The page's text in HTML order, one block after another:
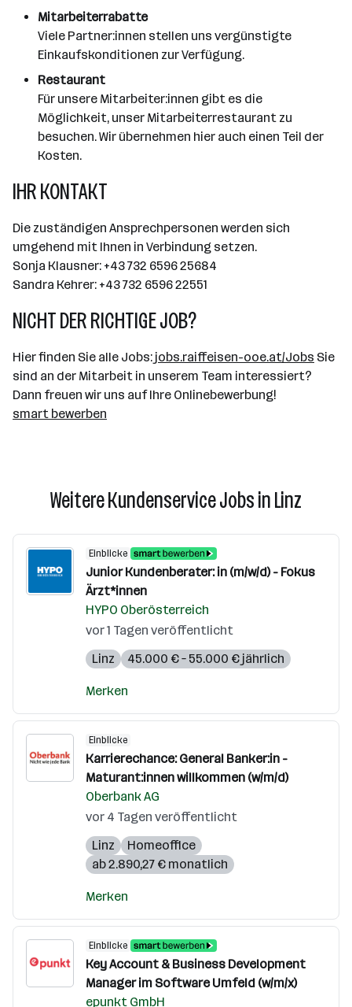
Mitarbeiterrabatte
Viele Partner:innen stellen uns vergünstigte
Einkaufskonditionen zur Verfügung.
Restaurant
Für unsere Mitarbeiter:innen gibt es die
Möglichkeit, unser Mitarbeiterrestaurant zu
besuchen. Wir übernehmen hier auch einen Teil der
Kosten.
IHR KONTAKT
Die zuständigen Ansprechpersonen werden sich
umgehend mit Ihnen in Verbindung setzen.
Sonja Klausner: +43 732 6596 25684
Sandra Kehrer: +43 732 6596 22551
NICHT DER RICHTIGE JOB?
Hier finden Sie alle Jobs: jobs.raiffeisen-ooe.at/Jobs Sie
sind an der Mitarbeit in unserem Team interessiert?
Dann freuen wir uns auf Ihre Onlinebewerbung!
smart bewerben
Weitere Kundenservice Jobs in Linz
Einblicke
Junior Kundenberater: in (m/w/d) - Fokus
Ärzt*innen
HYPO Oberösterreich
vor 1 Tagen veröffentlicht
Linz
45.000 € – 55.000 € jährlich
Merken
Einblicke
Karrierechance: General Banker:in -
Maturant:innen willkommen (w/m/d)
Oberbank AG
vor 4 Tagen veröffentlicht
Linz
Homeoffice
ab 2.890,27 € monatlich
Merken
Einblicke
Key Account & Business Development
Manager im Software Umfeld (w/m/x)
epunkt GmbH